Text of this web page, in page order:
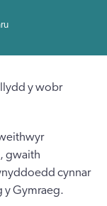
y wobr
gwaith
cynnar
y Gymraeg.